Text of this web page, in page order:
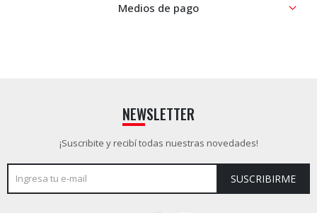
Medios de pago
NEWSLETTER
¡Suscribite y recibí todas nuestras novedades!
SUSCRIBIRME